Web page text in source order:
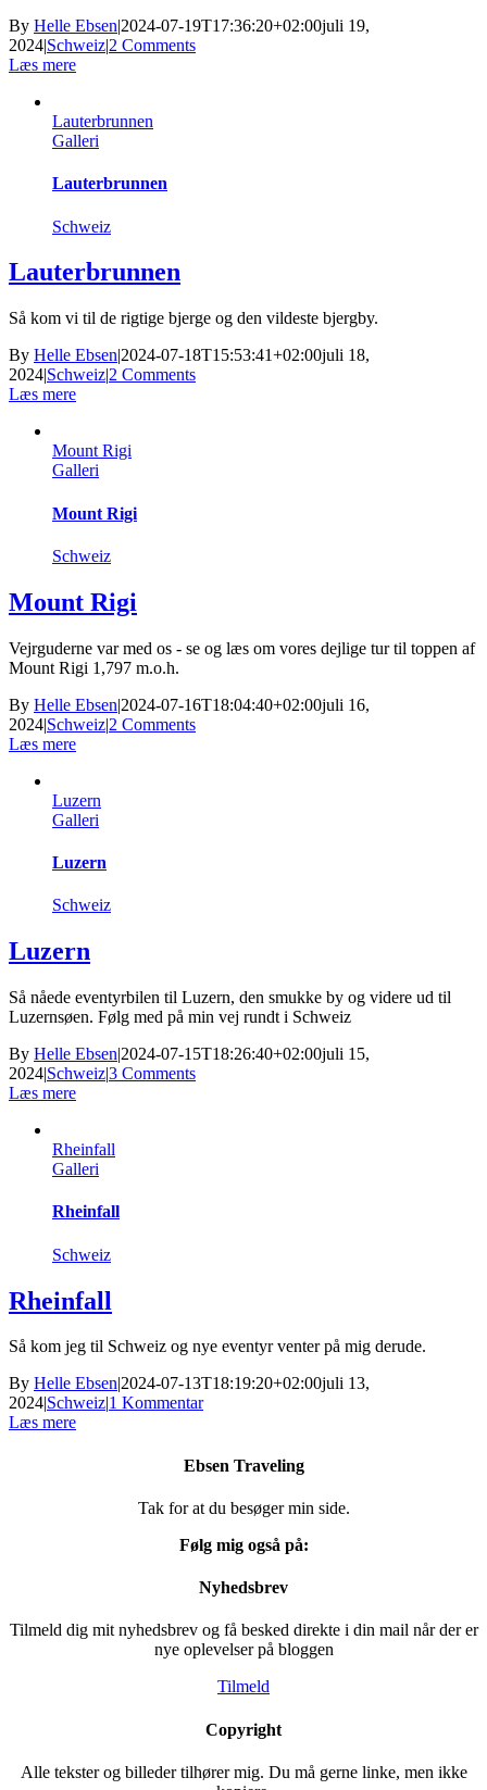
By Helle Ebsen|2024-07-19T17:36:20+02:00juli 19,
2024|Schweiz|2 Comments
Læs mere
Lauterbrunnen
Galleri
Lauterbrunnen
Schweiz
Lauterbrunnen
Så kom vi til de rigtige bjerge og den vildeste bjergby.
By Helle Ebsen|2024-07-18T15:53:41+02:00juli 18,
2024|Schweiz|2 Comments
Læs mere
Mount Rigi
Galleri
Mount Rigi
Schweiz
Mount Rigi
Vejrguderne var med os - se og læs om vores dejlige tur til toppen af
Mount Rigi 1,797 m.o.h.
By Helle Ebsen|2024-07-16T18:04:40+02:00juli 16,
2024|Schweiz|2 Comments
Læs mere
Luzern
Galleri
Luzern
Schweiz
Luzern
Så nåede eventyrbilen til Luzern, den smukke by og videre ud til
Luzernsøen. Følg med på min vej rundt i Schweiz
By Helle Ebsen|2024-07-15T18:26:40+02:00juli 15,
2024|Schweiz|3 Comments
Læs mere
Rheinfall
Galleri
Rheinfall
Schweiz
Rheinfall
Så kom jeg til Schweiz og nye eventyr venter på mig derude.
By Helle Ebsen|2024-07-13T18:19:20+02:00juli 13,
2024|Schweiz|1 Kommentar
Læs mere
Ebsen Traveling
Tak for at du besøger min side.
Følg mig også på:
Nyhedsbrev
Tilmeld dig mit nyhedsbrev og få besked direkte i din mail når der er
nye oplevelser på bloggen
Tilmeld
Copyright
Alle tekster og billeder tilhører mig. Du må gerne linke, men ikke